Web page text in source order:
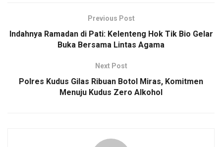
Previous Post
Indahnya Ramadan di Pati: Kelenteng Hok Tik Bio Gelar
Buka Bersama Lintas Agama
Next Post
Polres Kudus Gilas Ribuan Botol Miras, Komitmen
Menuju Kudus Zero Alkohol